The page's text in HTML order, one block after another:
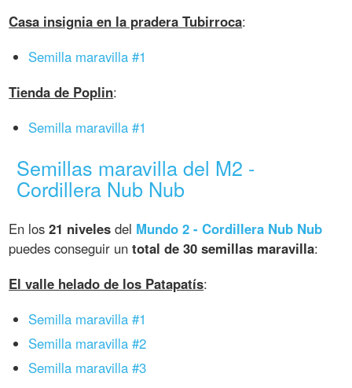
Casa insignia en la pradera Tubirroca:
Semilla maravilla #1
Tienda de Poplin:
Semilla maravilla #1
Semillas maravilla del M2 -
Cordillera Nub Nub
En los21 niveles del Mundo 2 - Cordillera Nub Nub
puedes conseguir untotal de 30 semillas maravilla:
El valle helado de los Patapatís:
Semilla maravilla #1
Semilla maravilla #2
Semilla maravilla #3